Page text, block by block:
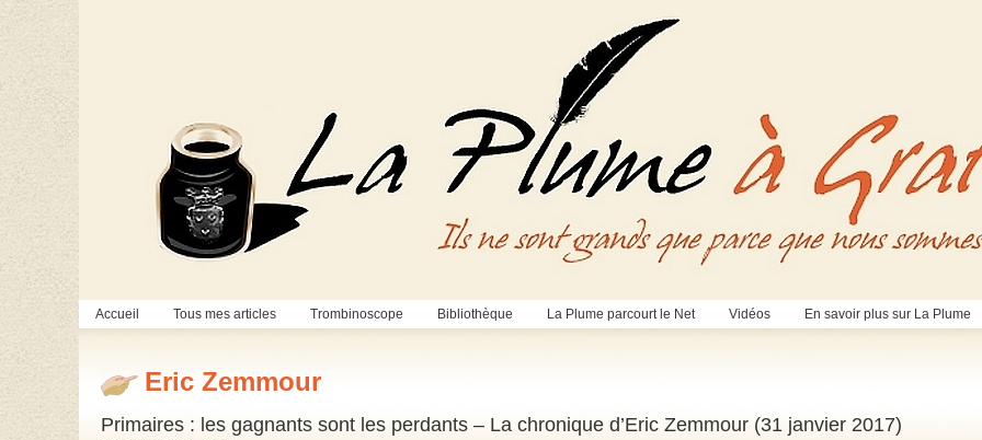
Accueil Tous mes articles Trombinoscope Bibliothèque La Plume parcourt le Net Vidéos En savoir plus sur La Plume
Eric Zemmour
Primaires : les gagnants sont les perdants – La chronique d’Eric Zemmour (31 janvier 2017)